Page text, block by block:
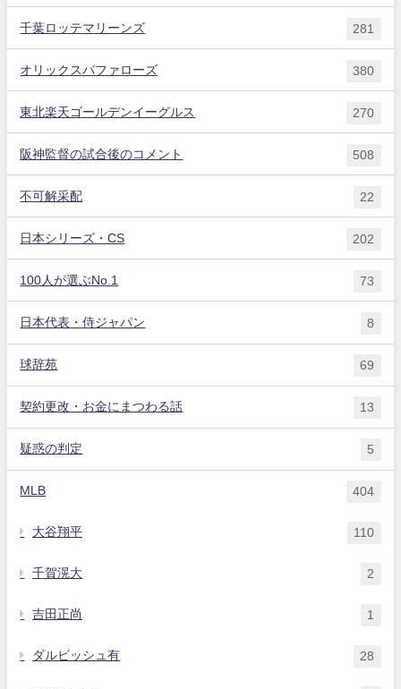
千葉ロッテマリーンズ 281
オリックスバファローズ 380
東北楽天ゴールデンイーグルス 270
阪神監督の試合後のコメント 508
不可解采配 22
日本シリーズ・CS 202
100人が選ぶNo.1 73
日本代表・侍ジャパン 8
球辞苑 69
契約更改・お金にまつわる話 13
疑惑の判定 5
MLB 404
大谷翔平 110
千賀滉大 2
吉田正尚 1
ダルビッシュ有 28